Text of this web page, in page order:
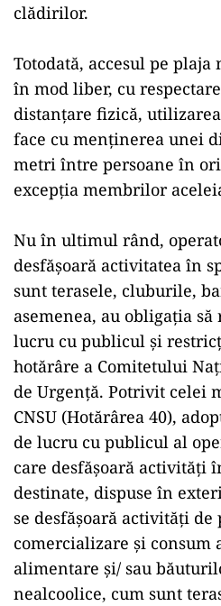
clădirilor.
Totodată, accesul pe plaja
în mod liber, cu
distanţare fizică,
face cu menţinerea unei
metri între persoane în
excepţia membrilor
Nu în ultimul rând,
desfăşoară activitatea în
sunt terasele, cluburile,
asemenea, au obligaţia
lucru cu publicul şi
hotărâre a Comitetului
de Urgenţă. Potrivit celei
CNSU (Hotărârea 40),
de lucru cu publicul al
care desfăşoară activităţi
destinate, dispuse în
se desfăşoară activităţi de
comercializare şi consum
alimentare şi/ sau
nealcoolice, cum sunt